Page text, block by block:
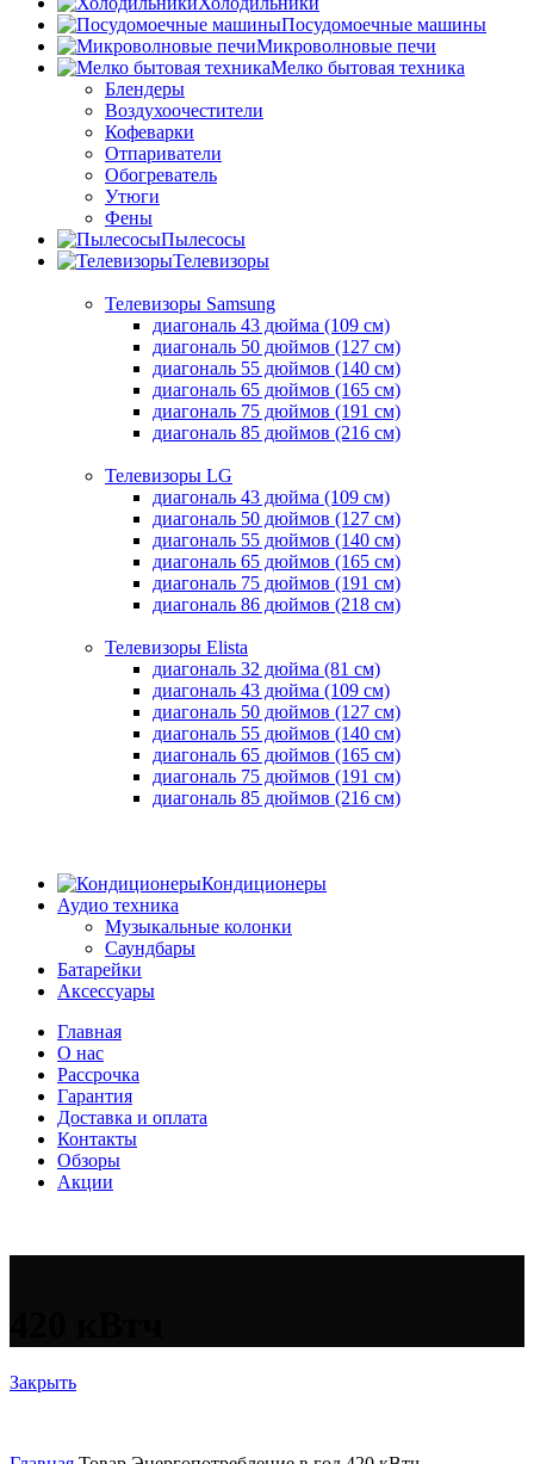
Посудомоечные машины
Микроволновые печи
Мелко бытовая техника
Блендеры
Воздухоочестители
Кофеварки
Отпариватели
Обогреватель
Утюги
Фены
Пылесосы
Телевизоры
Телевизоры Samsung
диагональ 43 дюйма (109 см)
диагональ 50 дюймов (127 см)
диагональ 55 дюймов (140 cм)
диагональ 65 дюймов (165 cм)
диагональ 75 дюймов (191 см)
диагональ 85 дюймов (216 см)
Телевизоры LG
диагональ 43 дюйма (109 см)
диагональ 50 дюймов (127 см)
диагональ 55 дюймов (140 cм)
диагональ 65 дюймов (165 cм)
диагональ 75 дюймов (191 см)
диагональ 86 дюймов (218 см)
Телевизоры Elista
диагональ 32 дюйма (81 см)
диагональ 43 дюйма (109 см)
диагональ 50 дюймов (127 см)
диагональ 55 дюймов (140 cм)
диагональ 65 дюймов (165 cм)
диагональ 75 дюймов (191 см)
диагональ 85 дюймов (216 см)
Кондиционеры
Аудио техника
Музыкальные колонки
Саундбары
Батарейки
Аксессуары
Главная
О нас
Рассрочка
Гарантия
Доставка и оплата
Контакты
Обзоры
Акции
Закрыть